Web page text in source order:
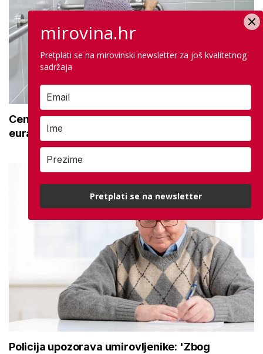
Centar za starije uzima opremu za 492.000
eura: Na popisu su i stolice za tuširanje
Policija upozorava umirovljenike: 'Zbog
mirovina.hr
Pretplati se na mirovinski newsletter za još kvalitetnog
sadržaja
Pretplati se na newsletter